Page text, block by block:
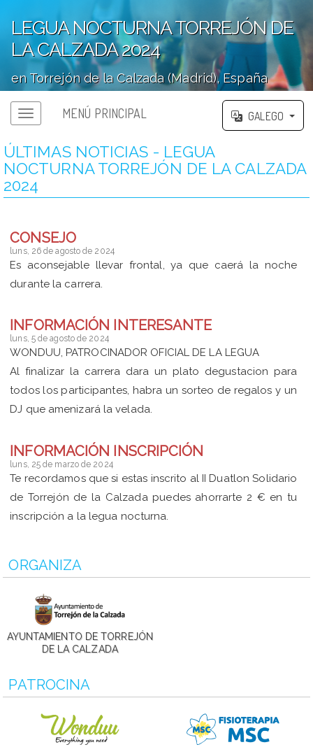
LEGUA NOCTURNA TORREJÓN DE
LA CALZADA 2024
en Torrejón de la Calzada (Madrid), España
MENÚ PRINCIPAL GALEGO
ÚLTIMAS NOTICIAS - LEGUA
NOCTURNA TORREJÓN DE LA CALZADA
2024
CONSEJO
luns, 26 de agosto de 2024
Es aconsejable llevar frontal, ya que caerá la noche
durante la carrera.
INFORMACIÓN INTERESANTE
luns, 5 de agosto de 2024
WONDUU, PATROCINADOR OFICIAL DE LA LEGUA
Al finalizar la carrera dara un plato degustacion para
todos los participantes, habra un sorteo de regalos y un
DJ que amenizará la velada.
INFORMACIÓN INSCRIPCIÓN
luns, 25 de marzo de 2024
Te recordamos que si estas inscrito al II Duatlon Solidario
de Torrejón de la Calzada puedes ahorrarte 2 € en tu
inscripción a la legua nocturna.
ORGANIZA
AYUNTAMIENTO DE TORREJÓN
DE LA CALZADA
PATROCINA